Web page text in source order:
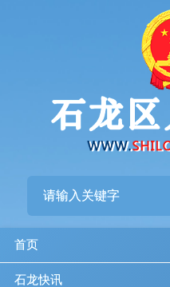
首页
石龙快讯